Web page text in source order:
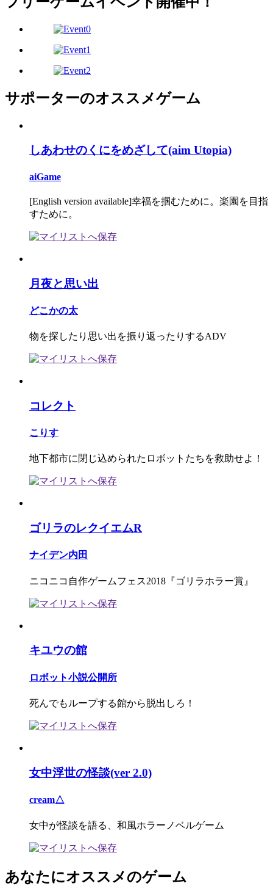
サポーターのオススメゲーム
しあわせのくにをめざして(aim Utopia)
aiGame
[English version available]幸福を掴むために。楽園を目指
すために。
月夜と思い出
どこかの太
物を探したり思い出を振り返ったりするADV
コレクト
こりす
地下都市に閉じ込められたロボットたちを救助せよ！
ゴリラのレクイエムR
ナイデン内田
ニコニコ自作ゲームフェス2018『ゴリラホラー賞』
キユウの館
ロボット小説公開所
死んでもループする館から脱出しろ！
女中浮世の怪談(ver 2.0)
cream△
女中が怪談を語る、和風ホラーノベルゲーム
あなたにオススメのゲーム